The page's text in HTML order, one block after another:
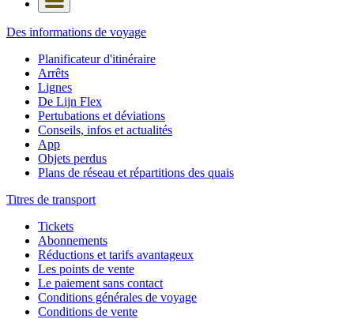
Des informations de voyage
Planificateur d'itinéraire
Arrêts
Lignes
De Lijn Flex
Pertubations et déviations
Conseils, infos et actualités
App
Objets perdus
Plans de réseau et répartitions des quais
Titres de transport
Tickets
Abonnements
Réductions et tarifs avantageux
Les points de vente
Le paiement sans contact
Conditions générales de voyage
Conditions de vente